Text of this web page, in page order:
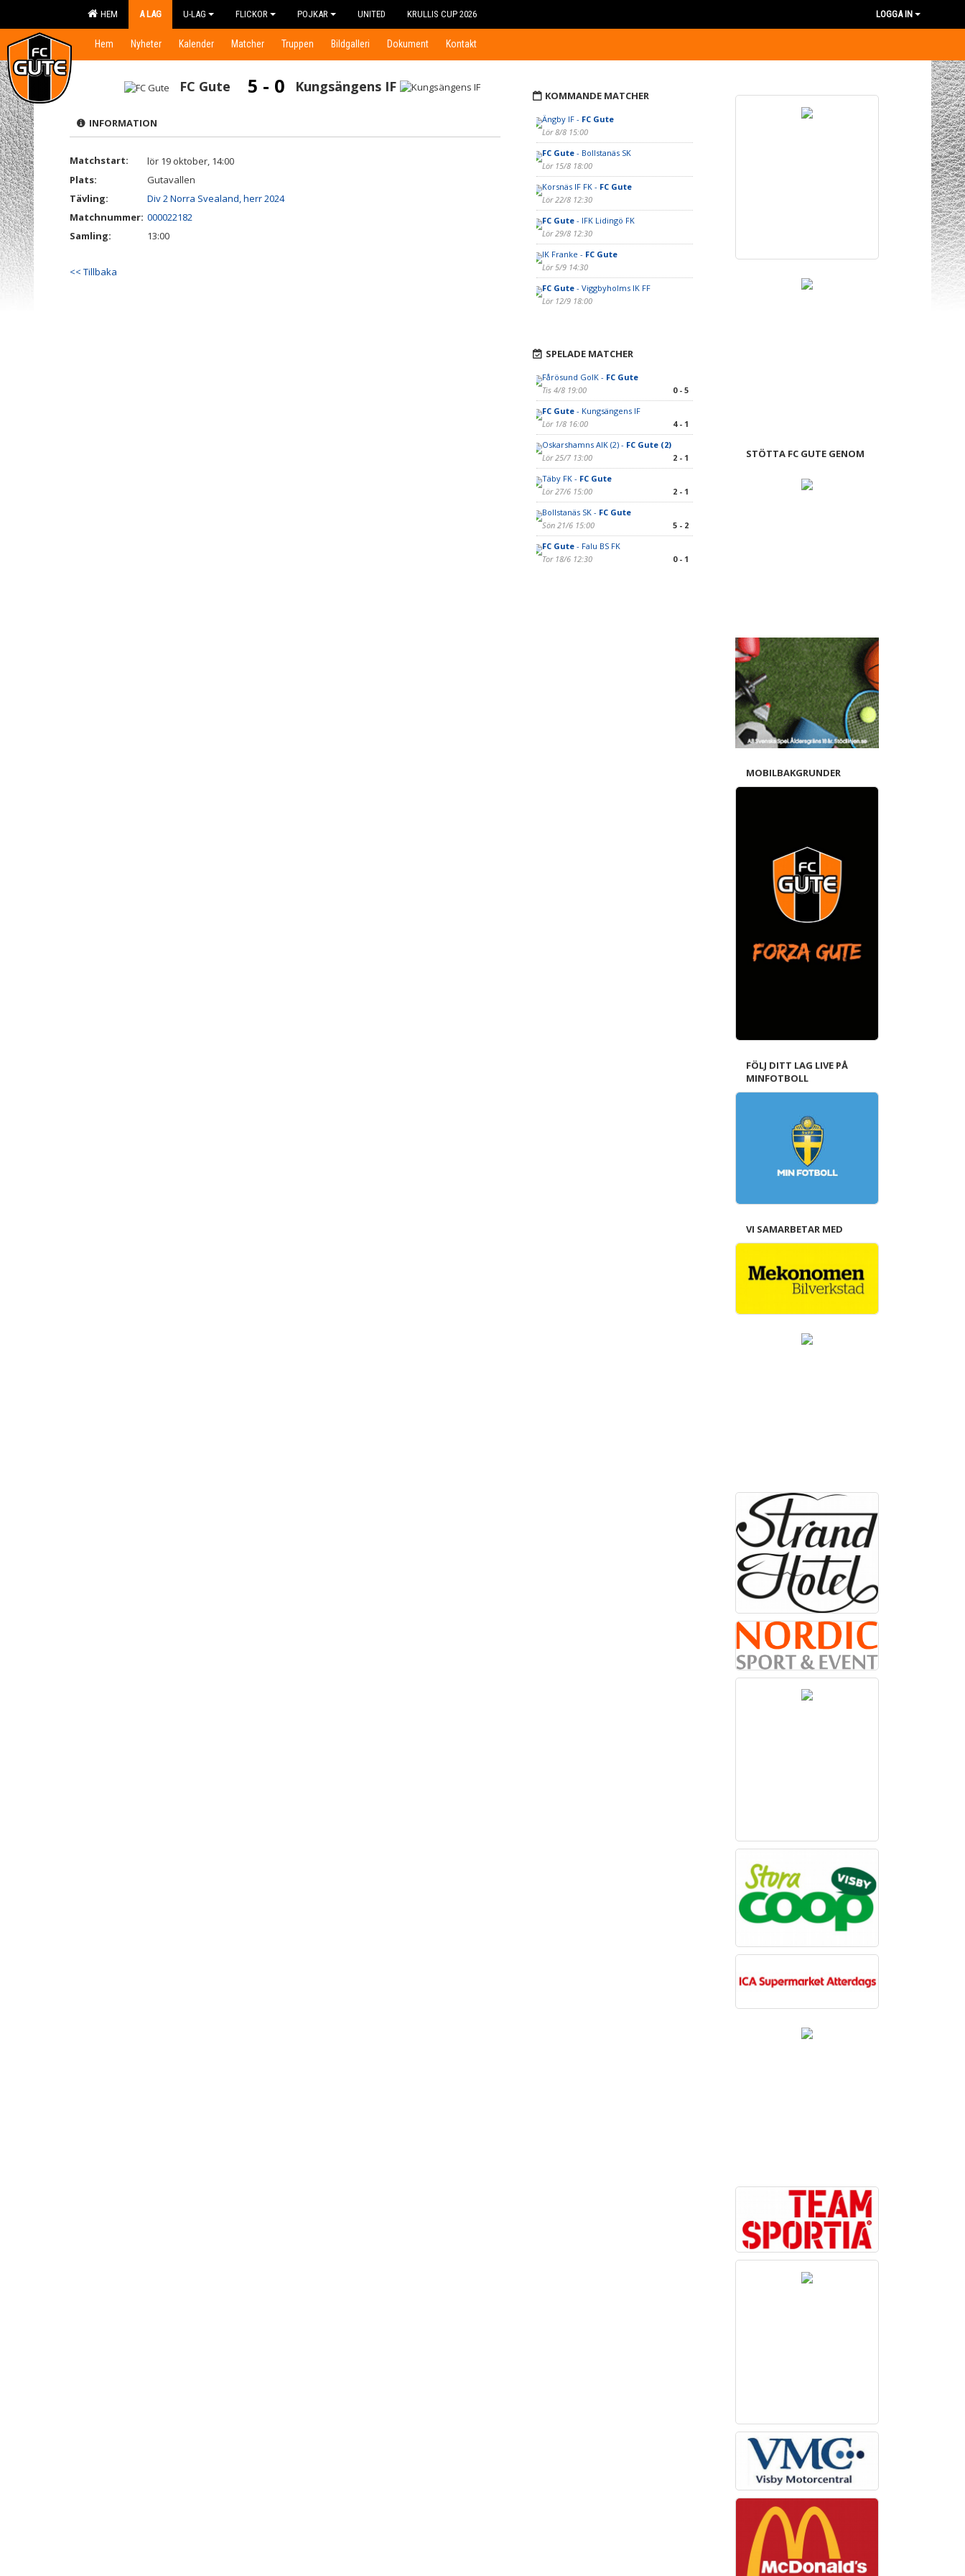
HEM A LAG U-LAG FLICKOR POJKAR UNITED KRULLIS CUP 2026 LOGGA IN
Hem Nyheter Kalender Matcher Truppen Bildgalleri Dokument Kontakt
FC Gute 5 - 0 Kungsängens IF
INFORMATION
Matchstart:
lör 19 oktober, 14:00
Plats:
Gutavallen
Tävling:
Div 2 Norra Svealand, herr 2024
Matchnummer: 000022182
Samling:
13:00
<< Tillbaka
KOMMANDE MATCHER
Ängby IF - FC Gute
Lör 8/8 15:00
FC Gute- Bollstanäs SK
Lör 15/8 18:00
Korsnäs IF FK - FC Gute
Lör 22/8 12:30
FC Gute- IFK Lidingö FK
Lör 29/8 12:30
IK Franke - FC Gute
Lör 5/9 14:30
FC Gute- Viggbyholms IK FF
Lör 12/9 18:00
SPELADE MATCHER
Fårösund GoIK - FC Gute
Tis 4/8 19:00
0 - 5
FC Gute- Kungsängens IF
Lör 1/8 16:00
4 - 1
Oskarshamns AIK (2) - FC Gute (2)
Lör 25/7 13:00
2 - 1
Täby FK - FC Gute
Lör 27/6 15:00
2 - 1
Bollstanäs SK - FC Gute
Sön 21/6 15:00
5 - 2
FC Gute- Falu BS FK
Tor 18/6 12:30
0 - 1
STÖTTA FC GUTE GENOM
MOBILBAKGRUNDER
FÖLJ DITT LAG LIVE PÅ
MINFOTBOLL
VI SAMARBETAR MED